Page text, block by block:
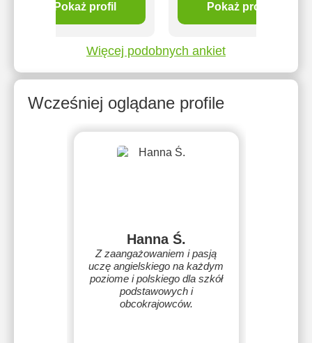
Pokaż profil Pokaż profil
Więcej podobnych ankiet
Wcześniej oglądane profile
Hanna Ś.
Z zaangażowaniem i pasją
uczę angielskiego na każdym
poziome i polskiego dla szkół
podstawowych i
obcokrajowców.